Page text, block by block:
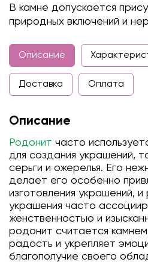
В камне допускается
природных включений и
Описание
Доставка Оплата
Описание
Родонит часто
для создания украшений,
серьги и ожерелья. Его
делает его особенно
изготовления украшений,
украшения часто
женственностью и
родонит считается
радость и укрепляет
благополучие своего